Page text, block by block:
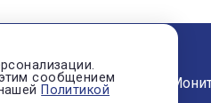
О нас Отзывы
сообщением
Политикой